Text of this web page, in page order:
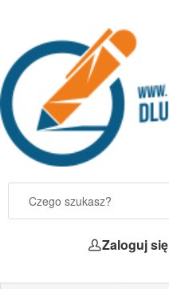
Zaloguj się